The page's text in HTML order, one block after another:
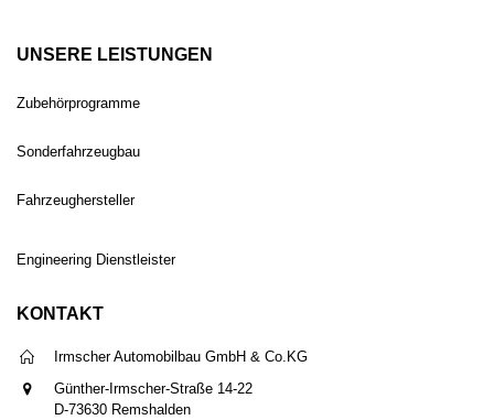
UNSERE LEISTUNGEN
Zubehörprogramme
Sonderfahrzeugbau
Fahrzeughersteller
Engineering Dienstleister
KONTAKT
Irmscher Automobilbau GmbH & Co.KG
Günther-Irmscher-Straße 14-22
D-73630 Remshalden